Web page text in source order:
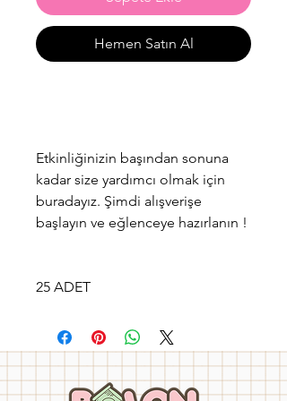
Hemen Satın Al
Etkinliğinizin başından sonuna
kadar size yardımcı olmak için
buradayız. Şimdi alışverişe
başlayın ve eğlenceye hazırlanın !
25 ADET